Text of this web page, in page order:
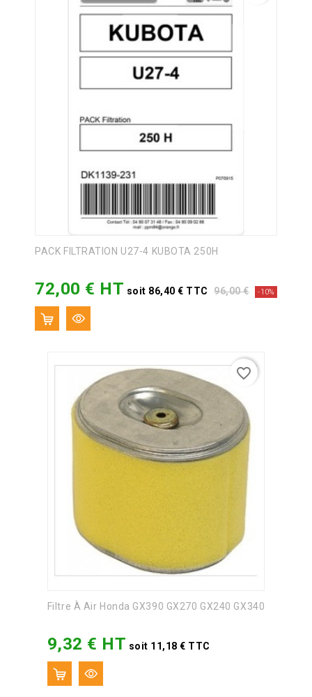
PACK FILTRATION U27-4 KUBOTA 250H
72,00 € HT soit 86,40 € TTC
Prix
96,00 € Prix
-10%
Filtre À Air Honda GX390 GX270 GX240 GX340
9,32 € HT soit 11,18 € TTC
favorite_border